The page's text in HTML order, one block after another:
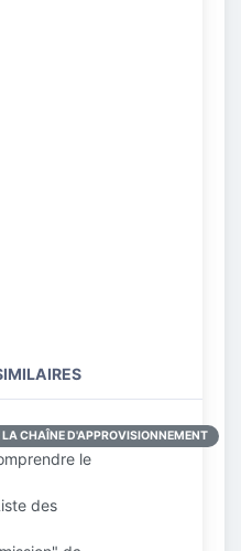
CHAÎNE D'APPROVISIONNEMENT
le
des